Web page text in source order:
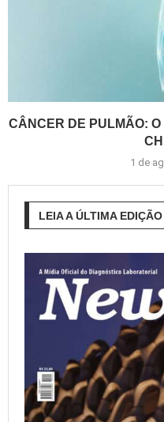
CÂNCER DE PULMÃO:
1 de
LEIA A ÚLTIMA EDIÇÃO